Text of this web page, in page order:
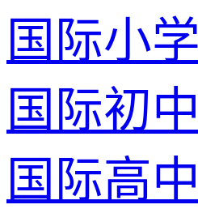
国际小学
国际初中
国际高中